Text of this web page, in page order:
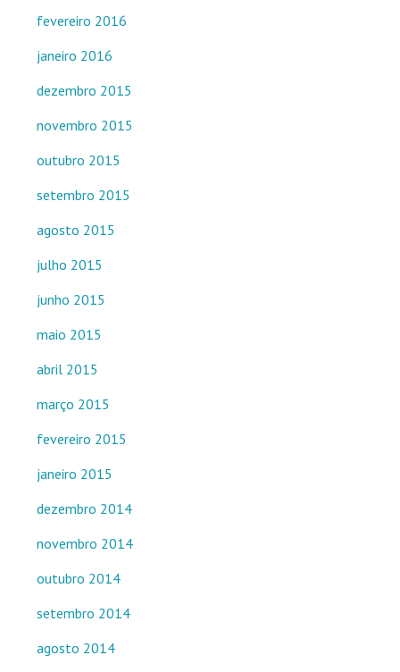
fevereiro 2016
janeiro 2016
dezembro 2015
novembro 2015
outubro 2015
setembro 2015
agosto 2015
julho 2015
junho 2015
maio 2015
abril 2015
março 2015
fevereiro 2015
janeiro 2015
dezembro 2014
novembro 2014
outubro 2014
setembro 2014
agosto 2014